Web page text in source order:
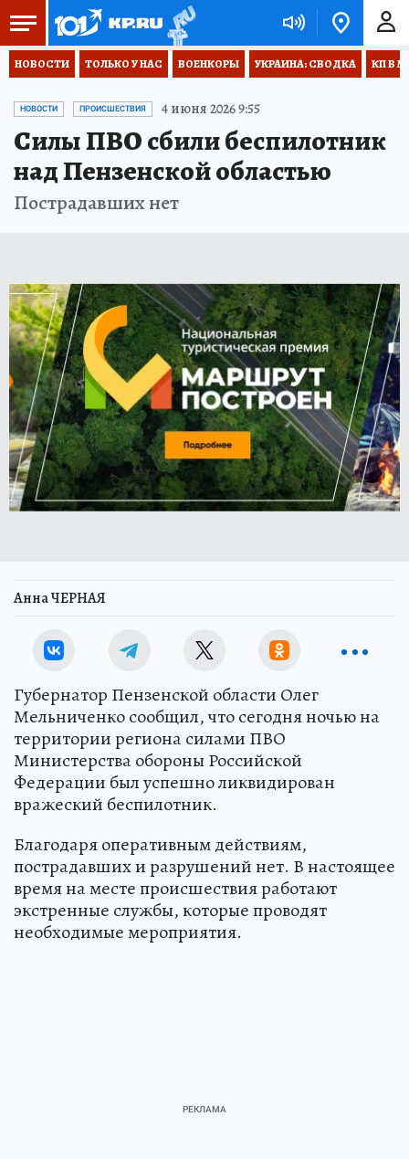
НОВОСТИ ТОЛЬКО У НАС ВОЕНКОРЫ УКРАИНА: СВОДКА КП В
НОВОСТИ ПРОИСШЕСТВИЯ 4 июня 2026 9:55
Силы ПВО сбили беспилотник
над Пензенской областью
Пострадавших нет
Анна ЧЕРНАЯ
Губернатор Пензенской области Олег
Мельниченко сообщил, что сегодня ночью на
территории региона силами ПВО
Министерства обороны Российской
Федерации был успешно ликвидирован
вражеский беспилотник.
Благодаря оперативным действиям,
пострадавших и разрушений нет. В настоящее
время на месте происшествия работают
экстренные службы, которые проводят
необходимые мероприятия.